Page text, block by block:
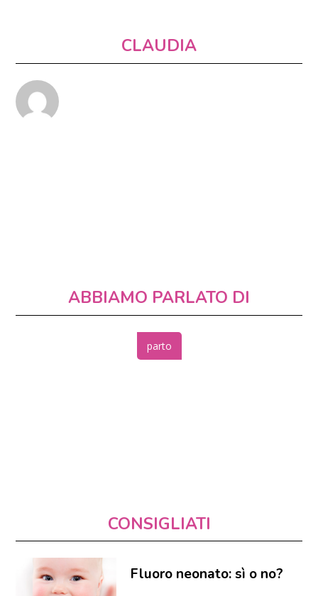
CLAUDIA
ABBIAMO PARLATO DI
parto
CONSIGLIATI
Fluoro neonato: sì o no?